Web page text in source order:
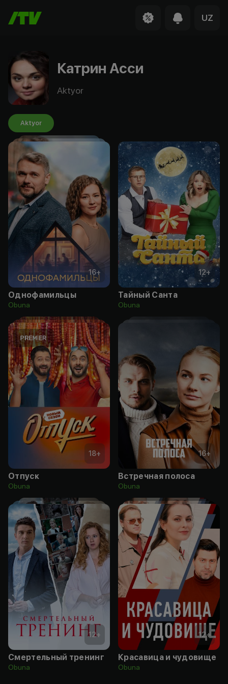
UZ
Катрин Асси
Aktyor
Aktyor
16+
Однофамильцы
Obuna
12+
Тайный Санта
Obuna
18+
Отпуск
Obuna
16+
Встречная полоса
Obuna
12+
Смертельный тренинг
Obuna
12+
Красавица и чудовище
Obuna